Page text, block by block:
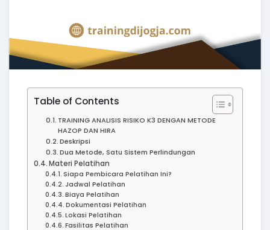
Table of Contents
TRAINING ANALISIS RISIKO K3 DENGAN METODE
HAZOP DAN HIRA
Deskripsi
Dua Metode, Satu Sistem Perlindungan
Materi Pelatihan
Siapa Pembicara Pelatihan Ini?
Jadwal Pelatihan
Biaya Pelatihan
Dokumentasi Pelatihan
Lokasi Pelatihan
Fasilitas Pelatihan